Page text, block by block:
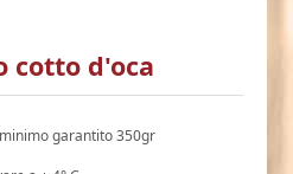
cotto d'oca
garantito 350gr